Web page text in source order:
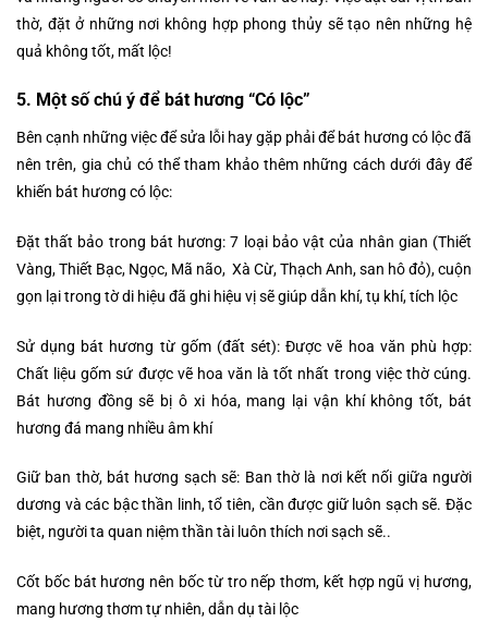
thờ, đặt ở những nơi không hợp phong thủy sẽ tạo nên những hệ
quả không tốt, mất lộc!
5. Một số chú ý để bát hương “Có lộc”
Bên cạnh những việc để sửa lỗi hay gặp phải để bát hương có lộc đã
nên trên, gia chủ có thể tham khảo thêm những cách dưới đây để
khiến bát hương có lộc:
Đặt thất bảo trong bát hương: 7 loại bảo vật của nhân gian (Thiết
Vàng, Thiết Bạc, Ngọc, Mã não, Xà Cừ, Thạch Anh, san hô đỏ), cuộn
gọn lại trong tờ di hiệu đã ghi hiệu vị sẽ giúp dẫn khí, tụ khí, tích lộc
Sử dụng bát hương từ gốm (đất sét): Được vẽ hoa văn phù hợp:
Chất liệu gốm sứ được vẽ hoa văn là tốt nhất trong việc thờ cúng.
Bát hương đồng sẽ bị ô xi hóa, mang lại vận khí không tốt, bát
hương đá mang nhiều âm khí
Giữ ban thờ, bát hương sạch sẽ: Ban thờ là nơi kết nối giữa người
dương và các bậc thần linh, tổ tiên, cần được giữ luôn sạch sẽ. Đặc
biệt, người ta quan niệm thần tài luôn thích nơi sạch sẽ..
Cốt bốc bát hương nên bốc từ tro nếp thơm, kết hợp ngũ vị hương,
mang hương thơm tự nhiên, dẫn dụ tài lộc